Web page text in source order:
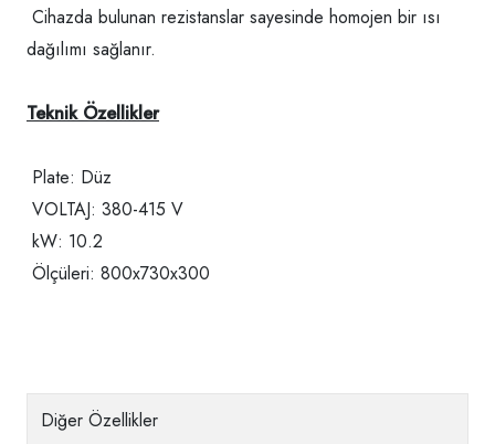
Cihazda bulunan rezistanslar sayesinde homojen bir ısı
dağılımı sağlanır.
Teknik Özellikler
Plate: Düz
VOLTAJ: 380-415 V
kW: 10.2
Ölçüleri: 800x730x300
Diğer Özellikler